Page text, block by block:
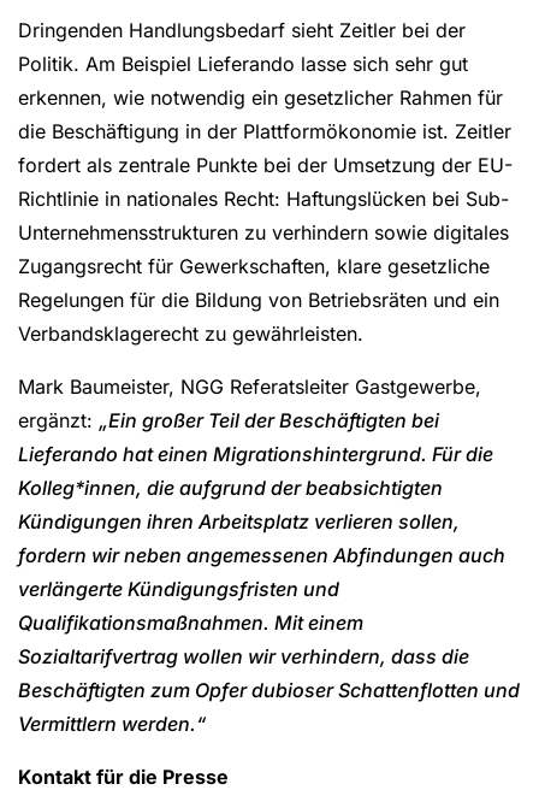
Dringenden Handlungsbedarf sieht Zeitler bei der
Politik. Am Beispiel Lieferando lasse sich sehr gut
erkennen, wie notwendig ein gesetzlicher Rahmen für
die Beschäftigung in der Plattformökonomie ist. Zeitler
fordert als zentrale Punkte bei der Umsetzung der EU-
Richtlinie in nationales Recht: Haftungslücken bei Sub-
Unternehmensstrukturen zu verhindern sowie digitales
Zugangsrecht für Gewerkschaften, klare gesetzliche
Regelungen für die Bildung von Betriebsräten und ein
Verbandsklagerecht zu gewährleisten.
Mark Baumeister, NGG Referatsleiter Gastgewerbe,
ergänzt: „Ein großer Teil der Beschäftigten bei
Lieferando hat einen Migrationshintergrund. Für die
Kolleg*innen, die aufgrund der beabsichtigten
Kündigungen ihren Arbeitsplatz verlieren sollen,
fordern wir neben angemessenen Abfindungen auch
verlängerte Kündigungsfristen und
Qualifikationsmaßnahmen. Mit einem
Sozialtarifvertrag wollen wir verhindern, dass die
Beschäftigten zum Opfer dubioser Schattenflotten und
Vermittlern werden.“
Kontakt für die Presse